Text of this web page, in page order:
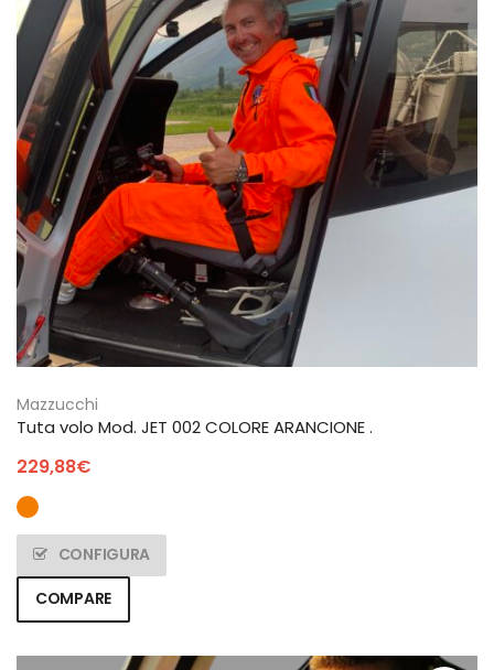
Mazzucchi
Tuta volo Mod. JET 002 COLORE ARANCIONE .
229,88€
CONFIGURA
COMPARE